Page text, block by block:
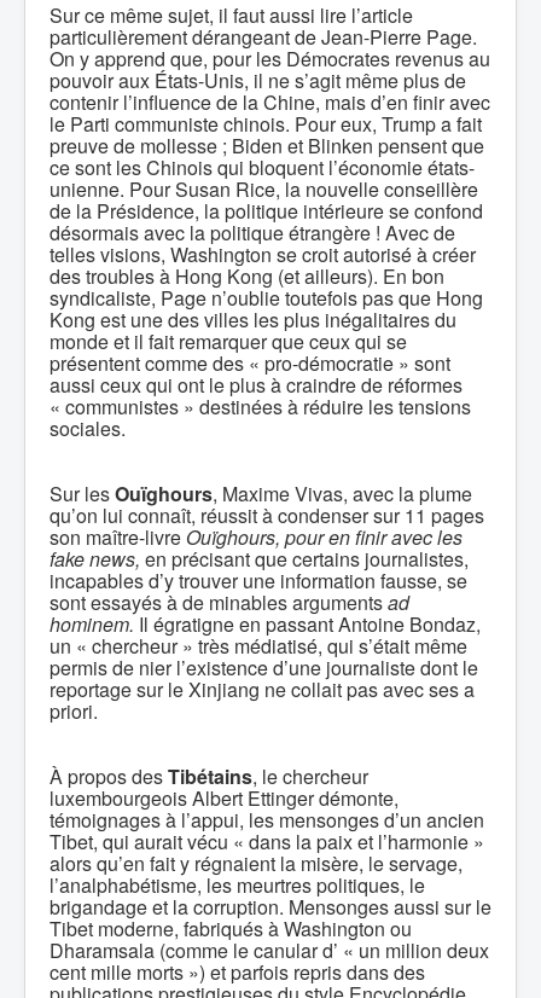
Sur ce même sujet, il faut aussi lire l’article
particulièrement dérangeant de Jean-Pierre Page.
On y apprend que, pour les Démocrates revenus au
pouvoir aux États-Unis, il ne s’agit même plus de
contenir l’influence de la Chine, mais d’en finir avec
le Parti communiste chinois. Pour eux, Trump a fait
preuve de mollesse ; Biden et Blinken pensent que
ce sont les Chinois qui bloquent l’économie états-
unienne. Pour Susan Rice, la nouvelle conseillère
de la Présidence, la politique intérieure se confond
désormais avec la politique étrangère ! Avec de
telles visions, Washington se croit autorisé à créer
des troubles à Hong Kong (et ailleurs). En bon
syndicaliste, Page n’oublie toutefois pas que Hong
Kong est une des villes les plus inégalitaires du
monde et il fait remarquer que ceux qui se
présentent comme des « pro-démocratie » sont
aussi ceux qui ont le plus à craindre de réformes
« communistes » destinées à réduire les tensions
sociales.
Sur lesOuïghours, Maxime Vivas, avec la plume
qu’on lui connaît, réussit à condenser sur 11 pages
son maître-livre Ouïghours, pour en finir avec les
fake news, en précisant que certains journalistes,
incapables d’y trouver une information fausse, se
sont essayés à de minables argumentsad
hominem. Il égratigne en passant Antoine Bondaz,
un « chercheur » très médiatisé, qui s’était même
permis de nier l’existence d’une journaliste dont le
reportage sur le Xinjiang ne collait pas avec ses a
priori.
À propos desTibétains, le chercheur
luxembourgeois Albert Ettinger démonte,
témoignages à l’appui, les mensonges d’un ancien
Tibet, qui aurait vécu « dans la paix et l’harmonie »
alors qu’en fait y régnaient la misère, le servage,
l’analphabétisme, les meurtres politiques, le
brigandage et la corruption. Mensonges aussi sur le
Tibet moderne, fabriqués à Washington ou
Dharamsala (comme le canular d’ « un million deux
cent mille morts ») et parfois repris dans des